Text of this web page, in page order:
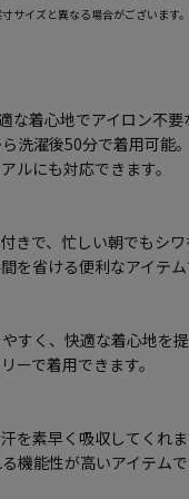
サイズと異なる場合がございます。
な着心地でアイロン不要
洗濯後50分で着用可能
ルにも対応できます。
きで、忙しい朝でもシ
を省ける便利なアイテム
すく、快適な着心地を
ーで着用できます。
を素早く吸収してくれ
機能性が高いアイテムで